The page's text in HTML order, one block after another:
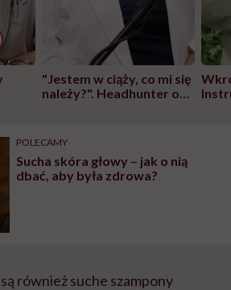
"Jestem w ciąży, co mi się
należy?". Headhunter o
pracy
POLECAMY
Sucha skóra głowy – jak o nią
dbać, aby była zdrowa?
również suche szampony